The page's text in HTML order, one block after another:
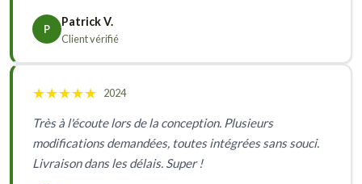
P
Patrick V.
Client vérifié
★★★★★ 2024
Très à l'écoute lors de la conception. Plusieurs
modifications demandées, toutes intégrées sans souci.
Livraison dans les délais. Super !